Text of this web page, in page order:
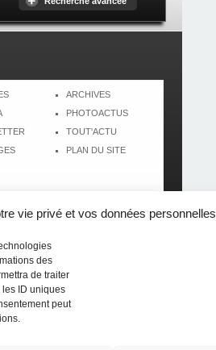
vie privé et vos données personnelles
des
de traiter
ID uniques
peut
ARCHIVES
PHOTOACTUS
TOUT'ACTU
PLAN DU SITE